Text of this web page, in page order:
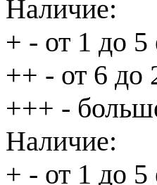
Наличие:
+ - от 1 до 5
++ - от 6 до
+++ -
Наличие:
+ - от 1 до 5